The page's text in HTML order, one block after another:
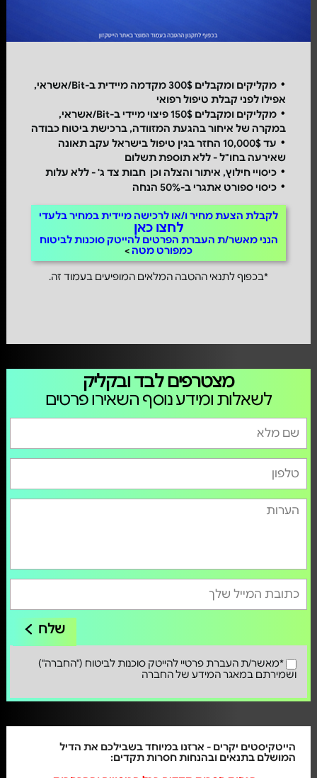
מקליקים ומקבלים 300$ מקדמה מיידית ב-Bit/אשראי,
אפילו לפני קבלת טיפול רפואי
מקליקים ומקבלים 150$ פיצוי מיידי ב-Bit/אשראי,
במקרה של איחור בהגעת המזוודה, ברכישת ביטוח כבודה
עד 10,000$ החזר בגין טיפול בישראל עקב תאונה
שאירעה בחו"ל - ללא תוספת תשלום
כיסויי חילוץ, איתור והצלה וכן חבות צד ג' - ללא עלות
כיסוי ספורט אתגרי ב-50% הנחה
לקבלת הצעת מחיר ו/או לרכישה מיידית במחיר בלעדי
לחצו כאן
הנני מאשר/ת העברת הפרטים להייטק סוכנות לביטוח
כמפורט מטה
*בכפוף לתנאי ההטבה המלאים המופיעים בעמוד זה.
מצטרפים לבד ובקליק
לשאלות ומידע נוסף השאירו פרטים
שלח
*מאשר/ת העברת פרטיי להייטק סוכנות לביטוח ("החברה")
ושמירתם במאגר המידע של החברה
הייטקיסטים יקרים - ארזנו במיוחד בשבילכם את הדיל
המושלם בתנאים ובהנחות חסרות תקדים: